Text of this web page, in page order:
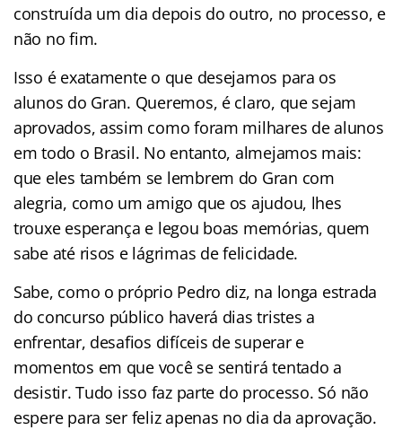
construída um dia depois do outro, no processo, e
não no fim.
Isso é exatamente o que desejamos para os
alunos do Gran. Queremos, é claro, que sejam
aprovados, assim como foram milhares de alunos
em todo o Brasil. No entanto, almejamos mais:
que eles também se lembrem do Gran com
alegria, como um amigo que os ajudou, lhes
trouxe esperança e legou boas memórias, quem
sabe até risos e lágrimas de felicidade.
Sabe, como o próprio Pedro diz, na longa estrada
do concurso público haverá dias tristes a
enfrentar, desafios difíceis de superar e
momentos em que você se sentirá tentado a
desistir. Tudo isso faz parte do processo. Só não
espere para ser feliz apenas no dia da aprovação.